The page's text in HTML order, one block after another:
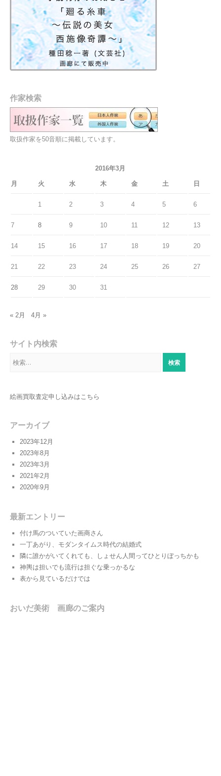
作家検索
取扱作家を50音順に掲載しています。
2016年3月
月 火 水 木 金 土 日
1 2 3 4 5 6
7 8 9 10 11 12 13
14 15 16 17 18 19 20
21 22 23 24 25 26 27
28 29 30 31
« 2月 4月 »
サイト内検索
索:
絵画買取査定申し込みはこちら
アーカイブ
2023年12月
2023年8月
2023年3月
2021年2月
2020年9月
最新エントリー
付け馬のついていた画商さん
一丁あがり、モダンタイムス時代の結婚式
隣に誰かがいてくれても、しょせん人間ってひとりぼっちかも
神輿は担いでも流行は担ぐな乗っかるな
表から見ているだけでは
おいだ美術 画廊のご案内